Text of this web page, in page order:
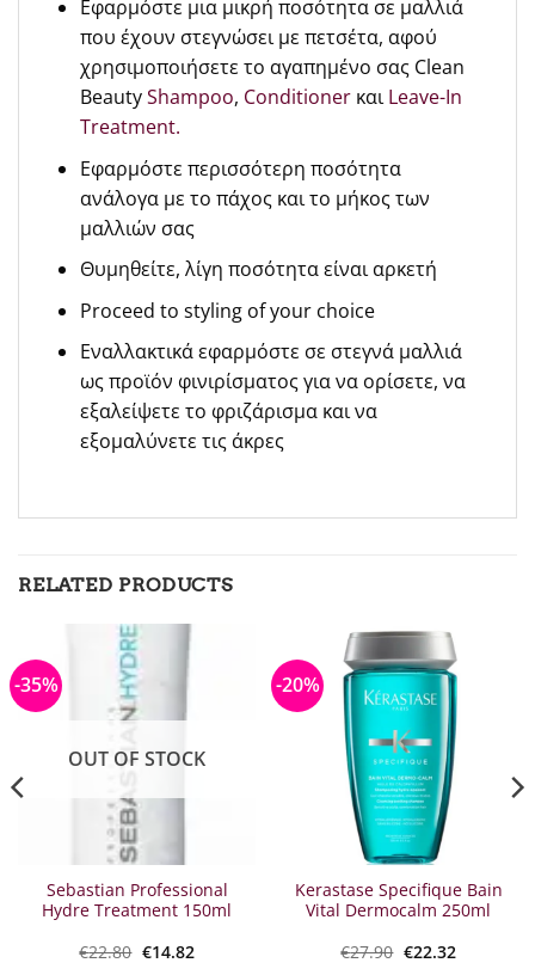
Εφαρμόστε μια μικρή ποσότητα σε μαλλιά
που έχουν στεγνώσει με πετσέτα, αφού
χρησιμοποιήσετε το αγαπημένο σας Clean
BeautyShampoo, ConditionerκαιLeave-In
Treatment.
Εφαρμόστε περισσότερη ποσότητα
ανάλογα με το πάχος και το μήκος των
μαλλιών σας
Θυμηθείτε, λίγη ποσότητα είναι αρκετή
Proceed to styling of your choice
Εναλλακτικά εφαρμόστε σε στεγνά μαλλιά
ως προϊόν φινιρίσματος για να ορίσετε, να
εξαλείψετε το φριζάρισμα και να
εξομαλύνετε τις άκρες
RELATED PRODUCTS
-35%
OUT OF STOCK
Sebastian Professional
Hydre Treatment 150ml
€22.80 Original
€14.82Η
-20%
Kerastase Specifique Bain
Vital Dermocalm 250ml
€27.90 Original
€22.32Η